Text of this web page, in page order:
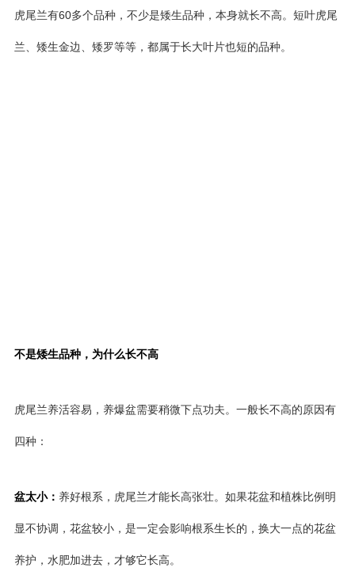
虎尾兰有60多个品种，不少是矮生品种，本身就长不高。短叶虎尾
兰、矮生金边、矮罗等等，都属于长大叶片也短的品种。
不是矮生品种，为什么长不高
虎尾兰养活容易，养爆盆需要稍微下点功夫。一般长不高的原因有
四种：
盆太小： 养好根系，虎尾兰才能长高张壮。如果花盆和植株比例明
显不协调，花盆较小，是一定会影响根系生长的，换大一点的花盆
养护，水肥加进去，才够它长高。